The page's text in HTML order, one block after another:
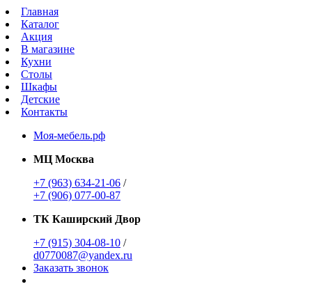
Главная
Каталог
Акция
В магазине
Кухни
Столы
Шкафы
Детские
Контакты
Моя-мебель.рф
МЦ Москва
+7 (963) 634-21-06 /
+7 (906) 077-00-87
ТК Каширский Двор
+7 (915) 304-08-10 /
d0770087@yandex.ru
Заказать звонок